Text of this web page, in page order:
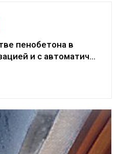
пенобетона в
и с автоматич...